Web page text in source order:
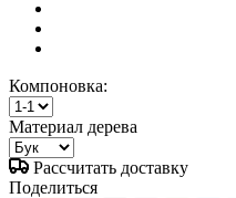
Компоновка:
Материал дерева
Рассчитать доставку
Поделиться